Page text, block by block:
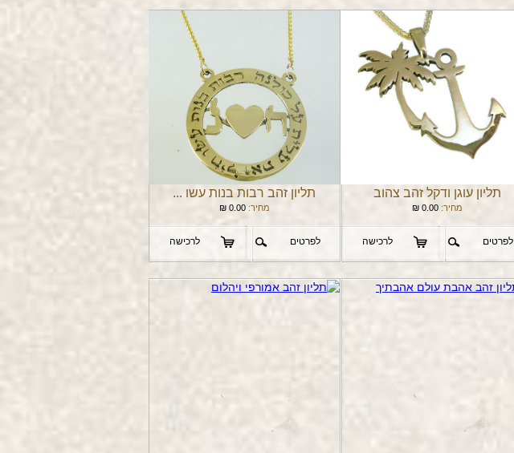
תליון עוגן ודקל זהב צהוב
מחיר: 0.00
₪
לפרטים לרכישה
תליון זהב רבות בנות עשו ...
מחיר: 0.00
₪
לפרטים לרכישה